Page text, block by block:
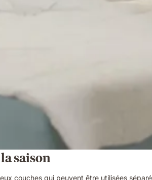
saison
couches qui peuvent être utilisées